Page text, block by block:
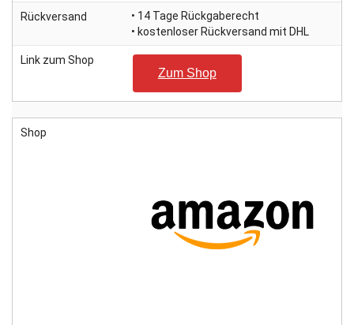
Rückversand
• 14 Tage Rückgaberecht
• kostenloser Rückversand mit DHL
Link zum Shop
Zum Shop
Shop